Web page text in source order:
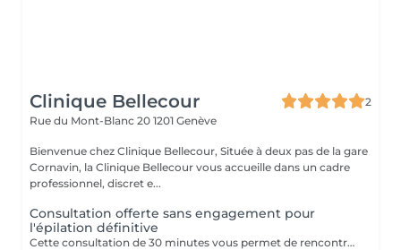
Clinique Bellecour
2
Rue du Mont-Blanc 20 1201 Genève
Bienvenue chez Clinique Bellecour, Située à deux pas de la gare
Cornavin, la Clinique Bellecour vous accueille dans un cadre
professionnel, discret e...
Consultation offerte sans engagement pour
l'épilation définitive
Cette consultation de 30 minutes vous permet de rencontrer l'une de nos thérapeutes afin d'évaluer votre pilosité, votre type de peau et vos objectifs. Nous répondrons à toutes vos questions, établirons un plan de traitement personnalisé et vous remettrons un devis détaillé, sans aucun engagement. La consultation est offerte pour les traitements d'épilation laser et d'électrolyse. À la Clinique Bellecour, nous prenons le temps de vous conseiller afin de vous orienter vers la solution la plus adaptée à votre situation.